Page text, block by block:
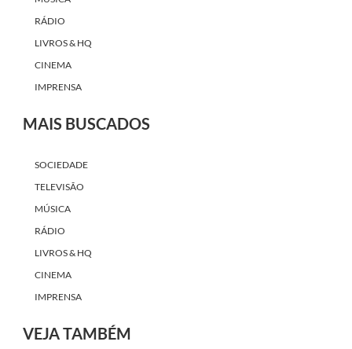
RÁDIO
LIVROS & HQ
CINEMA
IMPRENSA
MAIS BUSCADOS
SOCIEDADE
TELEVISÃO
MÚSICA
RÁDIO
LIVROS & HQ
CINEMA
IMPRENSA
VEJA TAMBÉM